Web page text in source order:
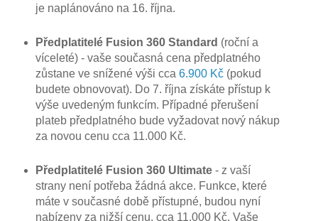
je naplánováno na 16. října.
Předplatitelé Fusion 360 Standard (roční a
víceleté) - vaše současná cena předplatného
zůstane ve snížené výši cca 6.900 Kč(pokud
budete obnovovat). Do 7. října získáte přístup k
výše uvedeným funkcím. Případné přerušení
plateb předplatného bude vyžadovat nový nákup
za novou cenu cca 11.000 Kč.
Předplatitelé Fusion 360 Ultimate- z vaší
strany není potřeba žádná akce. Funkce, které
máte v současné době přístupné, budou nyní
nabízeny za nižší cenu, cca 11.000 Kč. Vaše